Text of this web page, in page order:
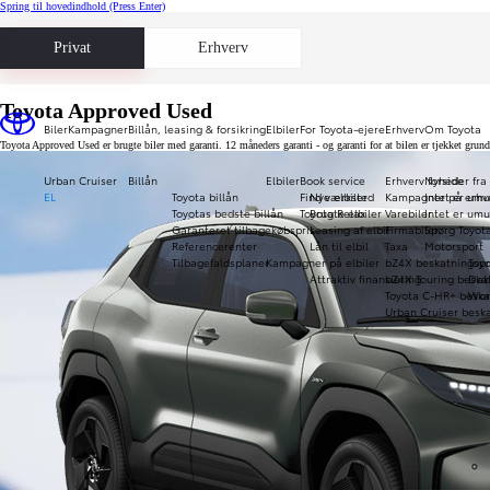
Spring til hovedindhold (Press Enter)
Privat Erhverv
Biler
Urban Cruiser
EL
KampagnerBillån, leasing & forsikring
Billån
Toyota billån
Toyotas bedste billån
Garanteret tilbagekøbspris
Referencerenter
Tilbagefaldsplaner
Elbiler
Elbiler
Nye elbiler
Brugte elbiler
Leasing af elbil
Lån til elbil
Kampagner på elbiler
Attraktiv finansiering
For Toyota-ejere
Book service
Find værksted
Toyota Relax
Erhverv
Erhverv forside
Kampagner på
Varebiler
Firmabiler
Taxa
bZ4X
bZ4X Touring
Toyota C-HR+
Urban Cruiser
Om Toyota
Nyheder fra
Intet er
Intet er
Spørg
Motorsport
Toyota Approved Used
Toyota Approved Used er brugte biler med garanti. 12 måneders garanti - og garanti for at bilen er tjekket